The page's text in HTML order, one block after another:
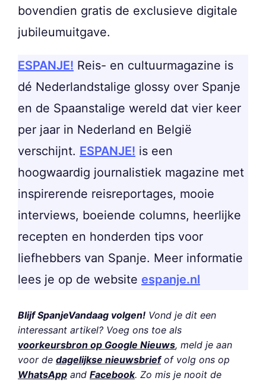
bovendien gratis de exclusieve digitale
jubileumuitgave.
ESPANJE! Reis- en cultuurmagazine is
dé Nederlandstalige glossy over Spanje
en de Spaanstalige wereld dat vier keer
per jaar in Nederland en België
verschijnt. ESPANJE! is een
hoogwaardig journalistiek magazine met
inspirerende reisreportages, mooie
interviews, boeiende columns, heerlijke
recepten en honderden tips voor
liefhebbers van Spanje. Meer informatie
lees je op de website espanje.nl
Blijf SpanjeVandaag volgen! Vond je dit een
interessant artikel? Voeg ons toe als
voorkeursbron op Google Nieuws, meld je aan
voor de dagelijkse nieuwsbriefof volg ons op
WhatsApp and Facebook. Zo mis je nooit de